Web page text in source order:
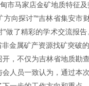
市马家店金矿地质特征
向探讨”“吉林省集安市
”做了精彩的学术交流报
金属矿产资源找矿突破
，不仅为吉林省地质勘
人员一致认为，通过本